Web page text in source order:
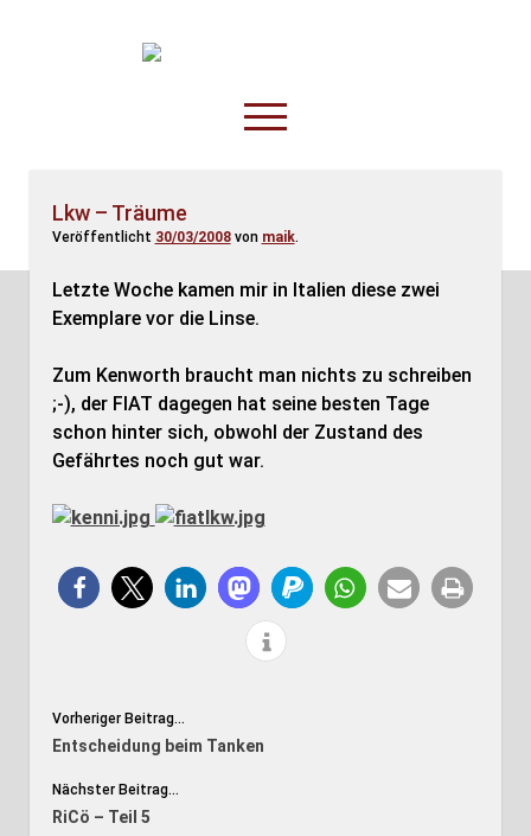
TruckOnline.de
open
menu
Anderswo
Spesenliste
Fahrer
Lkw – Träume
Veröffentlicht 30/03/2008von maik.
Letzte Woche kamen mir in Italien diese zwei
Exemplare vor die Linse.
Zum Kenworth braucht man nichts zu schreiben
;-), der FIAT dagegen hat seine besten Tage
schon hinter sich, obwohl der Zustand des
Gefährtes noch gut war.
Vorheriger Beitrag...
Entscheidung beim Tanken
Nächster Beitrag...
RiCö – Teil 5